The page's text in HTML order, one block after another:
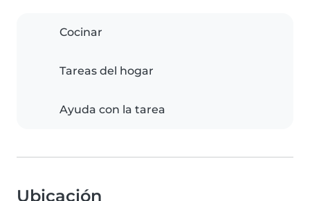
Cocinar
Tareas del hogar
Ayuda con la tarea
Ubicación